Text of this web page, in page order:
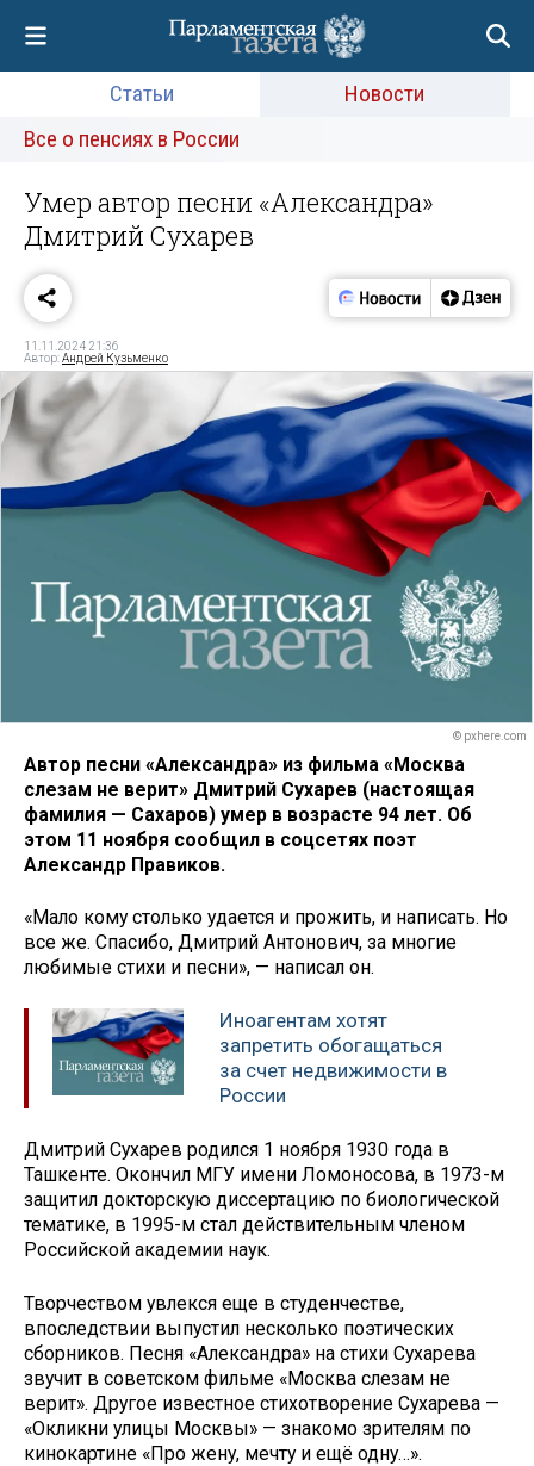
Статьи
Новости
Все о пенсиях в России
Умер автор песни «Александра»
Дмитрий Сухарев
11.11.2024 21:36
Автор:Андрей Кузьменко
© pxhere.com
Автор песни «Александра» из фильма «Москва
слезам не верит» Дмитрий Сухарев (настоящая
фамилия — Сахаров) умер в возрасте 94 лет. Об
этом 11 ноября сообщил в соцсетях поэт
Александр Правиков.
«Мало кому столько удается и прожить, и написать. Но
все же. Спасибо, Дмитрий Антонович, за многие
любимые стихи и песни», — написал он.
Иноагентам хотят
запретить обогащаться
за счет недвижимости в
России
Дмитрий Сухарев родился 1 ноября 1930 года в
Ташкенте. Окончил МГУ имени Ломоносова, в 1973-м
защитил докторскую диссертацию по биологической
тематике, в 1995-м стал действительным членом
Российской академии наук.
Творчеством увлекся еще в студенчестве,
впоследствии выпустил несколько поэтических
сборников. Песня «Александра» на стихи Сухарева
звучит в советском фильме «Москва слезам не
верит». Другое известное стихотворение Сухарева —
«Окликни улицы Москвы» — знакомо зрителям по
кинокартине «Про жену, мечту и ещё одну…».